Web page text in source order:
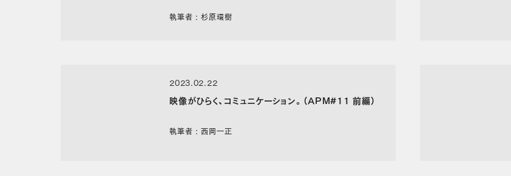
執筆者 : 杉原環樹
2023.02.22
映像がひらく、コミュニケーション。（APM#11 前編）
執筆者 : 西岡一正